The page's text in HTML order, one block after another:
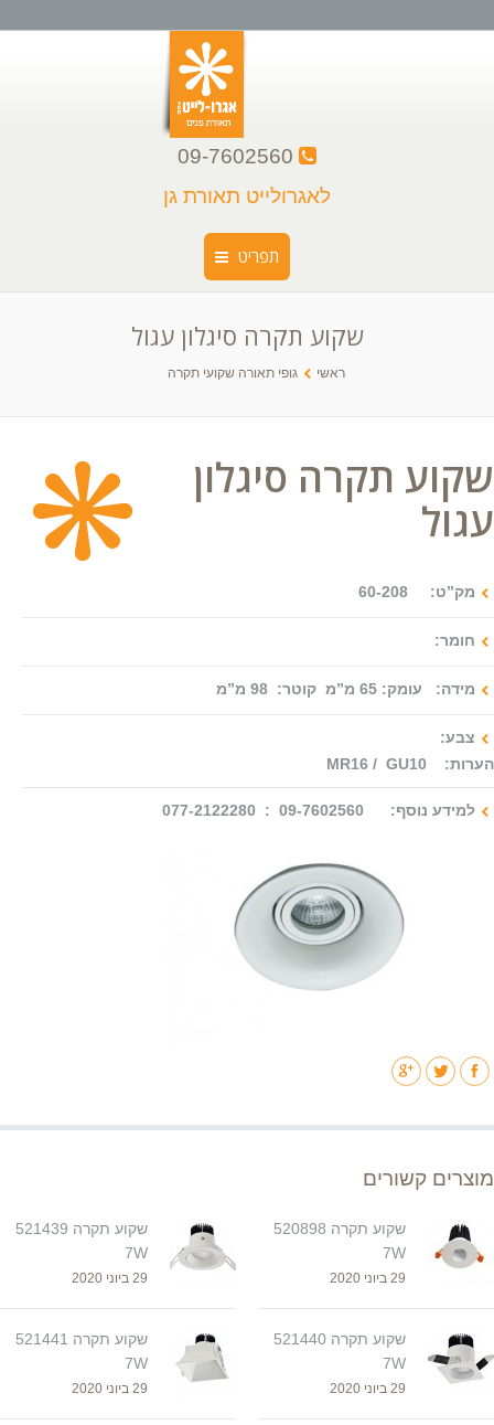
לאגרולייט תאורת גן
תפריט
ראשי
קצת עלינו
קטלוג גופי תאורה
גלריה
שקוע תקרה סיגלון עגול
ראשי גופי תאורה שקועי תקרה
שקוע תקרה סיגלון
עגול
מק”ט: 60-208
חומר:
מידה: עומק: 65 מ”מ קוטר: 98 מ”מ
צבע:
הערות: MR16 / GU10
למידע נוסף: 09-7602560 : 077-2122280
מוצרים קשורים
שקוע תקרה 520898
7W
29 ביוני 2020
שקוע תקרה 521439
7W
29 ביוני 2020
שקוע תקרה 521440
7W
29 ביוני 2020
שקוע תקרה 521441
7W
29 ביוני 2020